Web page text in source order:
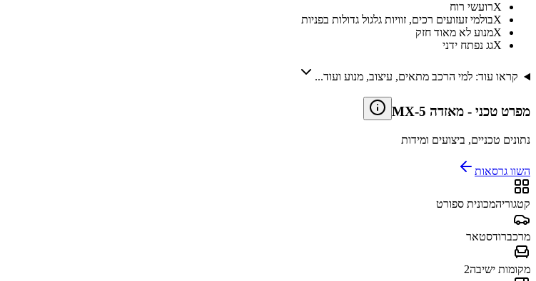
Xרועשי רוח
Xבולמי זעזועים רכים, זוויות גלגול גדולות בפניות
Xמנוע לא מאוד חזק
Xגג נפתח ידני
קראו עוד: למי הרכב מתאים, עיצוב, מנוע ועוד...
מפרט טכני - מאזדה MX-5
נתונים טכניים, ביצועים ומידות
השוו גרסאות
קטגוריהמכונית ספורט
מרכברודסטאר
מקומות ישיבה2